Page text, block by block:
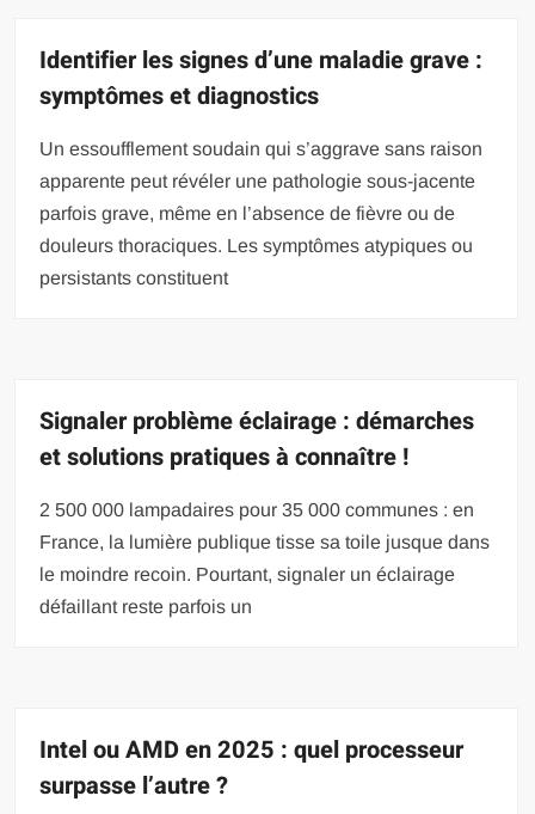
Identifier les signes d’une maladie grave :
symptômes et diagnostics
Un essoufflement soudain qui s’aggrave sans raison
apparente peut révéler une pathologie sous-jacente
parfois grave, même en l’absence de fièvre ou de
douleurs thoraciques. Les symptômes atypiques ou
persistants constituent
Signaler problème éclairage : démarches
et solutions pratiques à connaître !
2 500 000 lampadaires pour 35 000 communes : en
France, la lumière publique tisse sa toile jusque dans
le moindre recoin. Pourtant, signaler un éclairage
défaillant reste parfois un
Intel ou AMD en 2025 : quel processeur
surpasse l’autre ?